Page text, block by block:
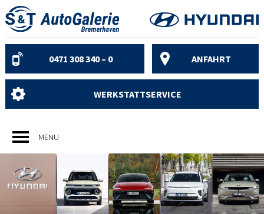
Skip
to
content
0471 308 340 – 0 ANFAHRT
WERKSTATTSERVICE
MENU